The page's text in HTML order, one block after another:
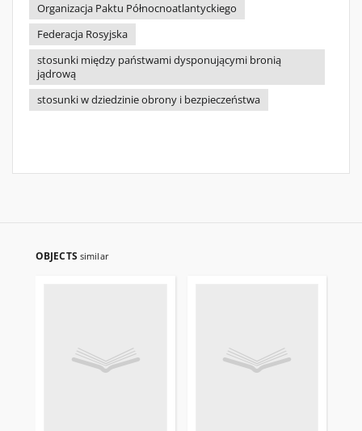
Organizacja Paktu Północnoatlantyckiego
Federacja Rosyjska
stosunki między państwami dysponującymi bronią
jądrową
stosunki w dziedzinie obrony i bezpieczeństwa
OBJECTS similar